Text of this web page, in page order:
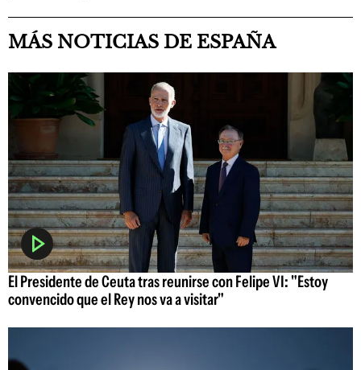
MÁS NOTICIAS DE ESPAÑA
El Presidente de Ceuta tras reunirse con Felipe VI: "Estoy
convencido que el Rey nos va a visitar"